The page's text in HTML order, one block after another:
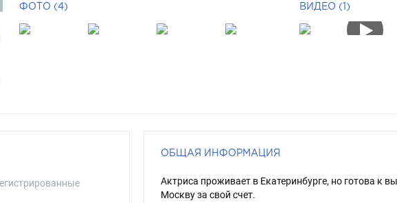
ФОТО (4) ВИДЕО (1)
ОБЩАЯ ИНФОРМАЦИЯ
Актриса проживает в Екатеринбурге, но готова к
Москву за свой счет.